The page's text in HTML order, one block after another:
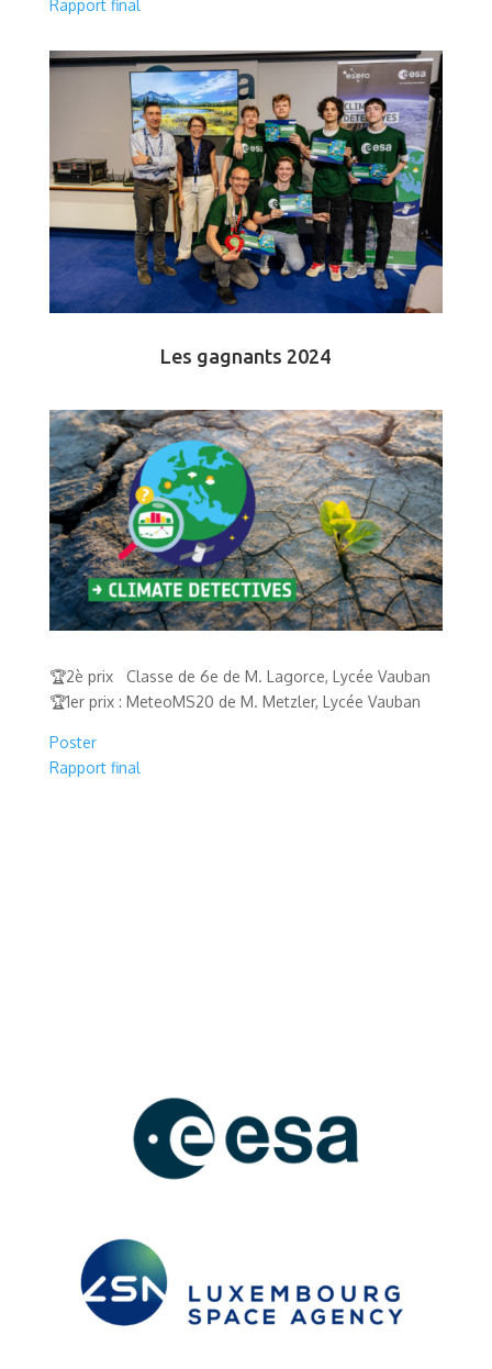
Rapport final
Les gagnants 2024
🏆2è prix Classe de 6e de M. Lagorce, Lycée Vauban
🏆1er prix: MeteoMS20 de M. Metzler, Lycée Vauban
Poster
Rapport final